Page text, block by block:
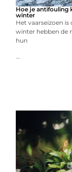
Hoe je antifouling
winter
Het vaarseizoen
winter hebben de
hun
...